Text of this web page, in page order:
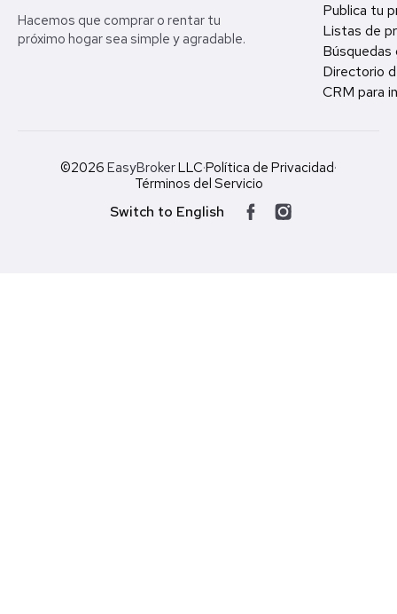
Hacemos que comprar o rentar tu
próximo hogar sea simple y agradable.
Publica tu
Listas de
Búsquedas
Directorio
CRM para
©2026 EasyBrokerLLC·Política de Privacidad·
Términos del Servicio
Switch to English